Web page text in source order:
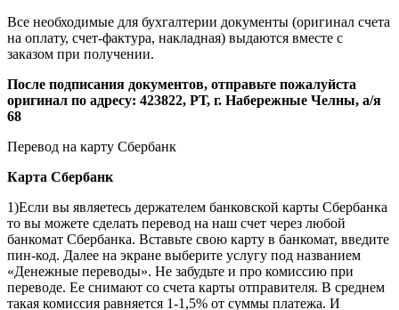
Все необходимые для бухгалтерии документы (оригинал счета
на оплату, счет-фактура, накладная) выдаются вместе с
заказом при получении.
После подписания документов, отправьте пожалуйста
оригинал по адресу: 423822, РТ, г. Набережные Челны, а/я
68
Перевод на карту Сбербанк
Карта Сбербанк
1)Если вы являетесь держателем банковской карты Сбербанка
то вы можете сделать перевод на наш счет через любой
банкомат Сбербанка. Вставьте свою карту в банкомат, введите
пин-код. Далее на экране выберите услугу под названием
«Денежные переводы». Не забудьте и про комиссию при
переводе. Ее снимают со счета карты отправителя. В среднем
такая комиссия равняется 1-1,5% от суммы платежа. И